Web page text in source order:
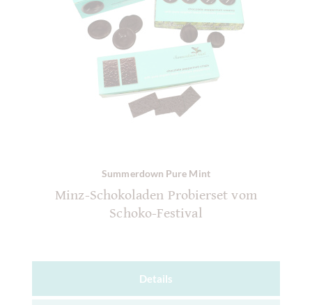
Summerdown Pure Mint
Minz-Schokoladen Probierset vom
Schoko-Festival
Details